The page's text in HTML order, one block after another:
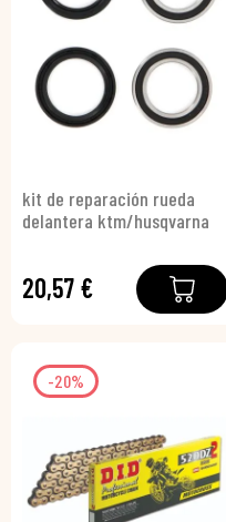
kit de reparación rueda
delantera ktm/husqvarna
20,57 €
-20%